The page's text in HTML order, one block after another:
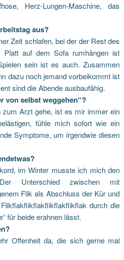
Herz-Lungen-Maschine, das
aus?
Zeit schlafen, bei der der Rest des
Platt auf dem Sofa rumhängen ist
sein ist es auch. Zusammen
dazu noch jemand vorbeikommt ist
sind die Abende ausbaufähig.
von selbst weggehen“?
Arzt gehe, ist es mir immer ein
fühle mich sofort wie ein
Symptome, um irgendwie diesen
im Winter musste ich mich den
Unterschied zwischen mit
Flik als Abschluss der Kür und
durch die
für beide erahnen lässt.
Offenheit da, die sich gerne mal